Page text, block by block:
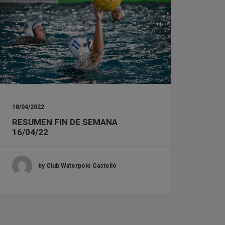
18/04/2022
RESUMEN FIN DE SEMANA
16/04/22
by Club Waterpolo Castelló